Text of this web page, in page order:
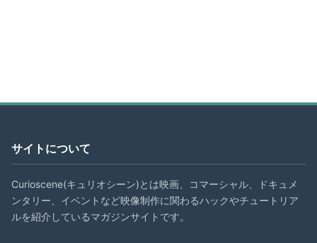
サイトについて
Curioscene(キュリオシーン)とは映画、コマーシャル、ドキュメ
ンタリー、イベントなど映像制作に関わるハックやチュートリア
ルを紹介しているマガジンサイトです。